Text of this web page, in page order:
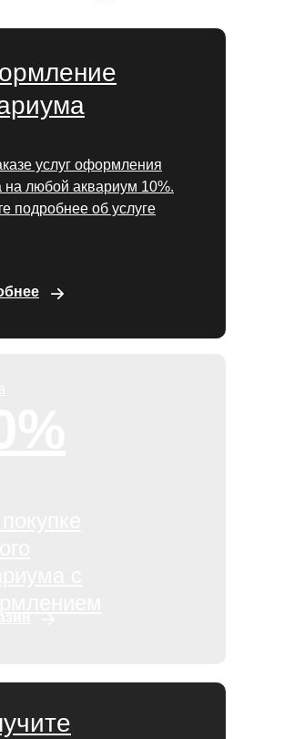
услуг оформления
на любой аквариум 10%.
подробнее об услуге